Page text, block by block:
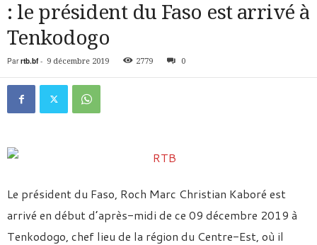
: le président du Faso est arrivé à
Tenkodogo
Par rtb.bf- 9 décembre 2019 2779 0
Le président du Faso, Roch Marc Christian Kaboré est
arrivé en début d’après-midi de ce 09 décembre 2019 à
Tenkodogo, chef lieu de la région du Centre-Est, où il